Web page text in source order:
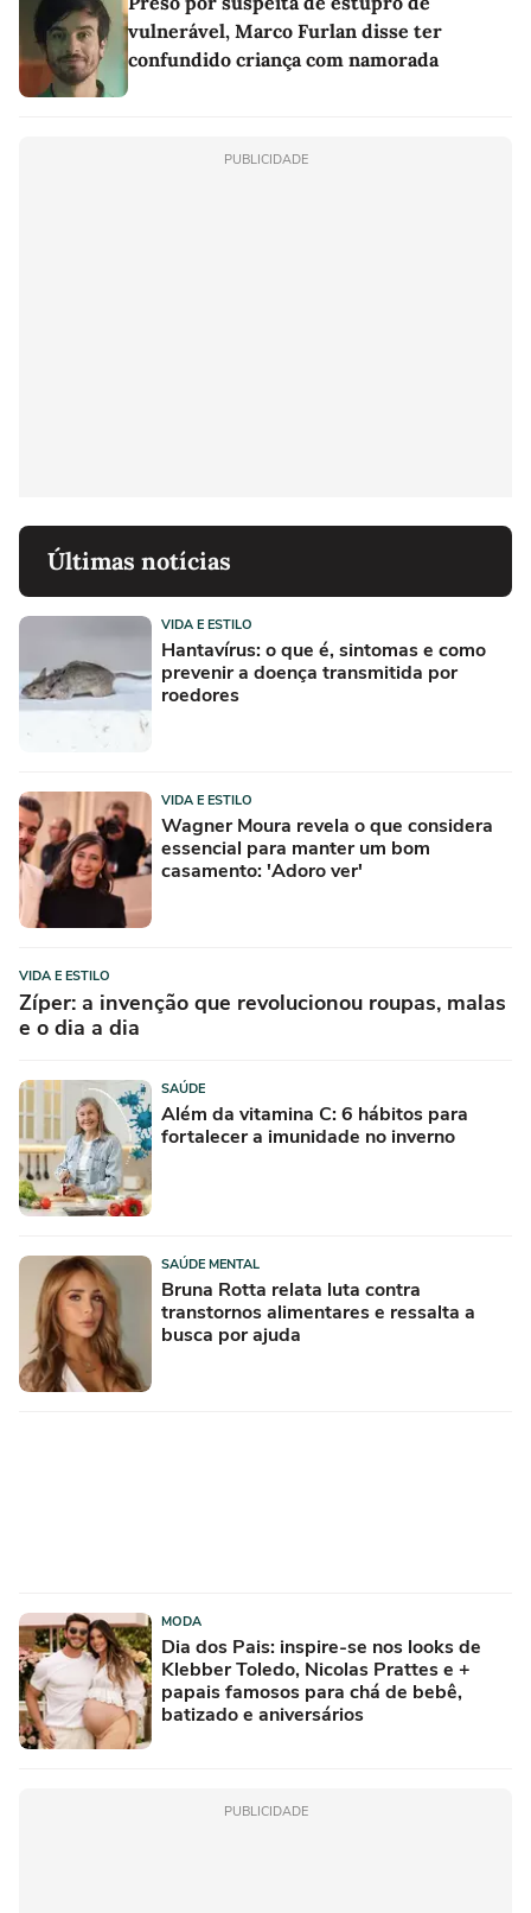
vulnerável, Marco Furlan disse ter
confundido criança com namorada
PUBLICIDADE
Últimas notícias
VIDA E ESTILO
Hantavírus: o que é, sintomas e como
prevenir a doença transmitida por
roedores
VIDA E ESTILO
Wagner Moura revela o que considera
essencial para manter um bom
casamento: 'Adoro ver'
VIDA E ESTILO
Zíper: a invenção que revolucionou roupas, malas
e o dia a dia
SAÚDE
Além da vitamina C: 6 hábitos para
fortalecer a imunidade no inverno
SAÚDE MENTAL
Bruna Rotta relata luta contra
transtornos alimentares e ressalta a
busca por ajuda
MODA
Dia dos Pais: inspire-se nos looks de
Klebber Toledo, Nicolas Prattes e +
papais famosos para chá de bebê,
batizado e aniversários
PUBLICIDADE